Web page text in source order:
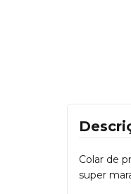
Colar de
super